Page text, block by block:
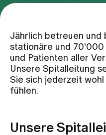
Team
Zuweisende
Jährlich betreuen und
stationäre und 70'000
und Patienten aller
Unsere Spitalleitung
Sie sich jederzeit
fühlen.
Unsere